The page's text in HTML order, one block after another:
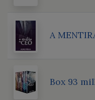
A
Box 93